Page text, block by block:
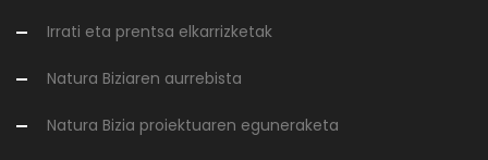
Irrati eta prentsa elkarrizketak
Natura Biziaren aurrebista
Natura Bizia proiektuaren eguneraketa